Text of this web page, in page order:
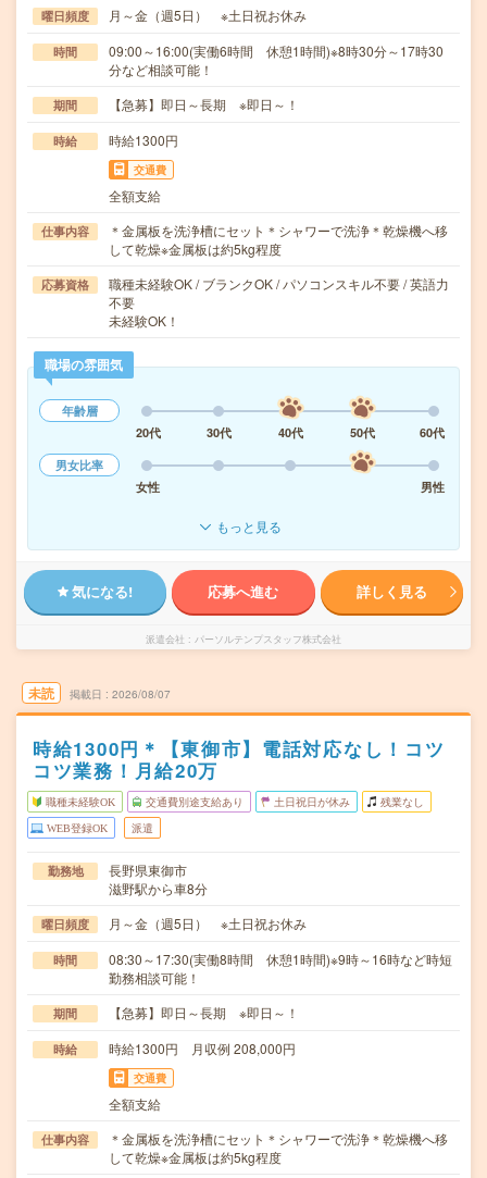
曜日頻度 月～金（週5日） ※土日祝お休み
時間
09:00～16:00(実働6時間 休憩1時間)※8時30分～17時30
分など相談可能！
期間 【急募】即日～長期 ※即日～！
時給 時給1300円
交通費
全額支給
仕事内容
＊金属板を洗浄槽にセット＊シャワーで洗浄＊乾燥機へ移
して乾燥※金属板は約5kg程度
応募資格
職種未経験OK / ブランクOK / パソコンスキル不要 / 英語力
不要
未経験OK！
職場の雰囲気
年齢層
20代
30代 40代 50代
60代
男女比率
女性
男性
もっと見る
気になる! 応募へ進む 詳しく見る
派遣会社 パーソルテンプスタッフ株式会社
未読 掲載日 2026/08/07
時給1300円＊【東御市】電話対応なし！コツ
コツ業務！月給20万
職種未経験OK 交通費別途支給あり 土日祝日が休み 残業なし
WEB登録OK 派遣
勤務地
長野県東御市
滋野駅から車8分
曜日頻度 月～金（週5日） ※土日祝お休み
時間
08:30～17:30(実働8時間 休憩1時間)※9時～16時など時短
勤務相談可能！
期間 【急募】即日～長期 ※即日～！
時給 時給1300円 月収例 208,000円
交通費
全額支給
仕事内容
＊金属板を洗浄槽にセット＊シャワーで洗浄＊乾燥機へ移
して乾燥※金属板は約5kg程度